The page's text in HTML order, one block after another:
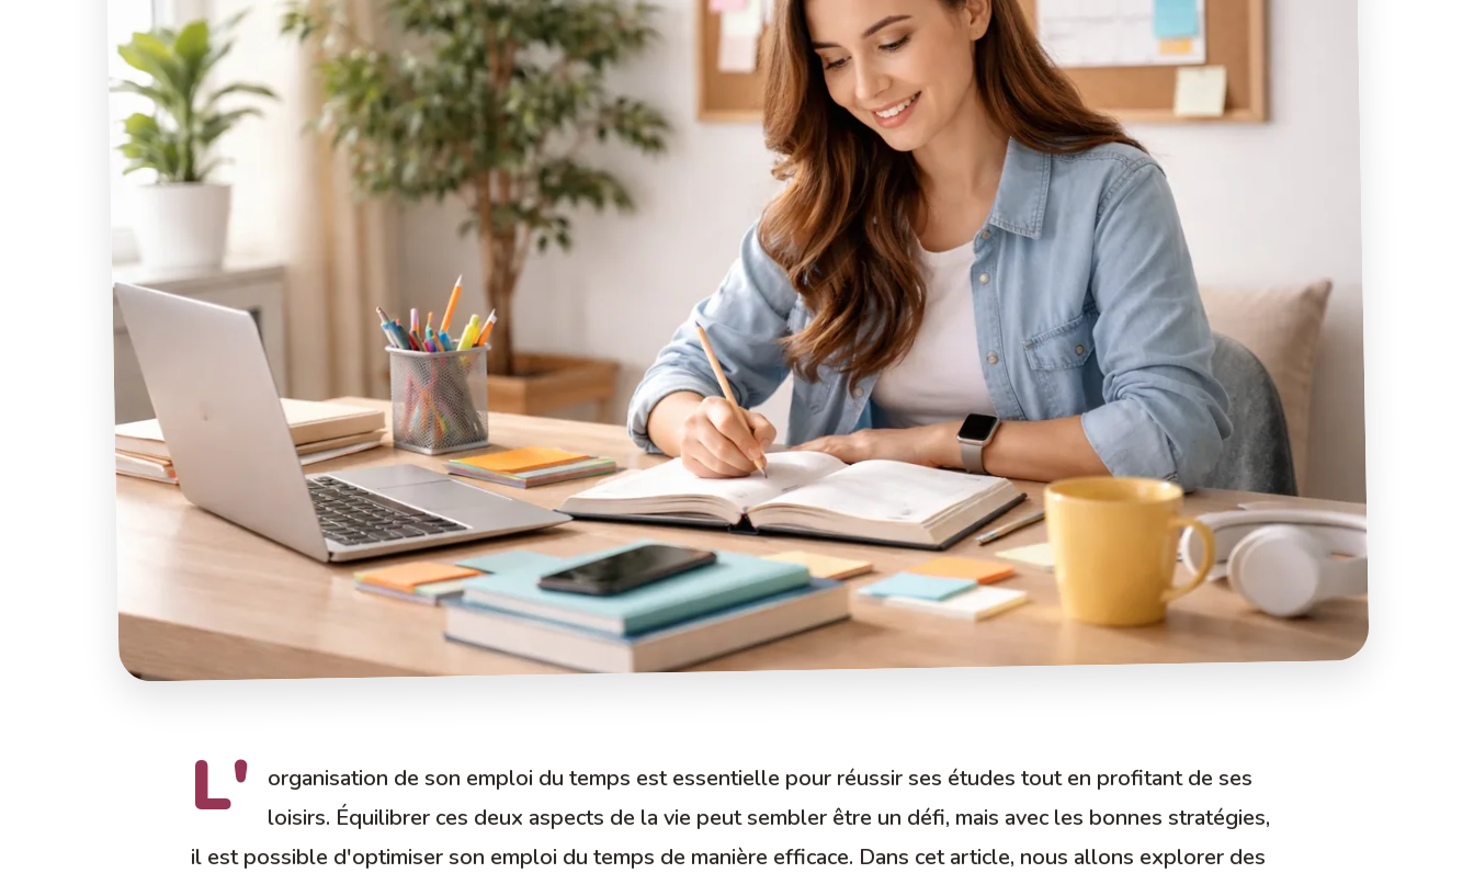
L'
organisation de son emploi du temps est essentielle pour réussir ses études tout en profitant de ses
loisirs. Équilibrer ces deux aspects de la vie peut sembler être un défi, mais avec les bonnes stratégies,
il est possible d'optimiser son emploi du temps de manière efficace. Dans cet article, nous allons explorer des